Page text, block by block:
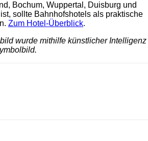
Bochum, Wuppertal, Duisburg und
sollte Bahnhofshotels als praktische
Zum Hotel-Überblick.
wurde mithilfe künstlicher Intelligenz